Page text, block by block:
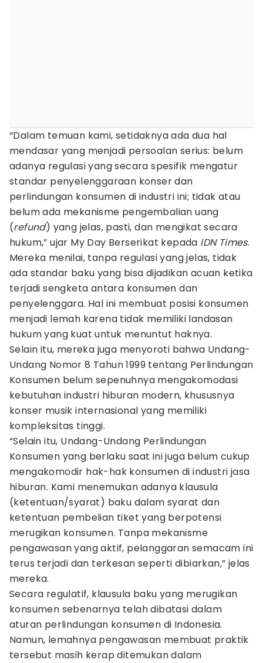
“Dalam temuan kami, setidaknya ada dua hal
mendasar yang menjadi persoalan serius: belum
adanya regulasi yang secara spesifik mengatur
standar penyelenggaraan konser dan
perlindungan konsumen di industri ini; tidak atau
belum ada mekanisme pengembalian uang
(refund) yang jelas, pasti, dan mengikat secara
hukum,” ujar My Day Berserikat kepada IDN Times.
Mereka menilai, tanpa regulasi yang jelas, tidak
ada standar baku yang bisa dijadikan acuan ketika
terjadi sengketa antara konsumen dan
penyelenggara. Hal ini membuat posisi konsumen
menjadi lemah karena tidak memiliki landasan
hukum yang kuat untuk menuntut haknya.
Selain itu, mereka juga menyoroti bahwa Undang-
Undang Nomor 8 Tahun 1999 tentang Perlindungan
Konsumen belum sepenuhnya mengakomodasi
kebutuhan industri hiburan modern, khususnya
konser musik internasional yang memiliki
kompleksitas tinggi.
“Selain itu, Undang-Undang Perlindungan
Konsumen yang berlaku saat ini juga belum cukup
mengakomodir hak-hak konsumen di industri jasa
hiburan. Kami menemukan adanya klausula
(ketentuan/syarat) baku dalam syarat dan
ketentuan pembelian tiket yang berpotensi
merugikan konsumen. Tanpa mekanisme
pengawasan yang aktif, pelanggaran semacam ini
terus terjadi dan terkesan seperti dibiarkan,” jelas
mereka.
Secara regulatif, klausula baku yang merugikan
konsumen sebenarnya telah dibatasi dalam
aturan perlindungan konsumen di Indonesia.
Namun, lemahnya pengawasan membuat praktik
tersebut masih kerap ditemukan dalam